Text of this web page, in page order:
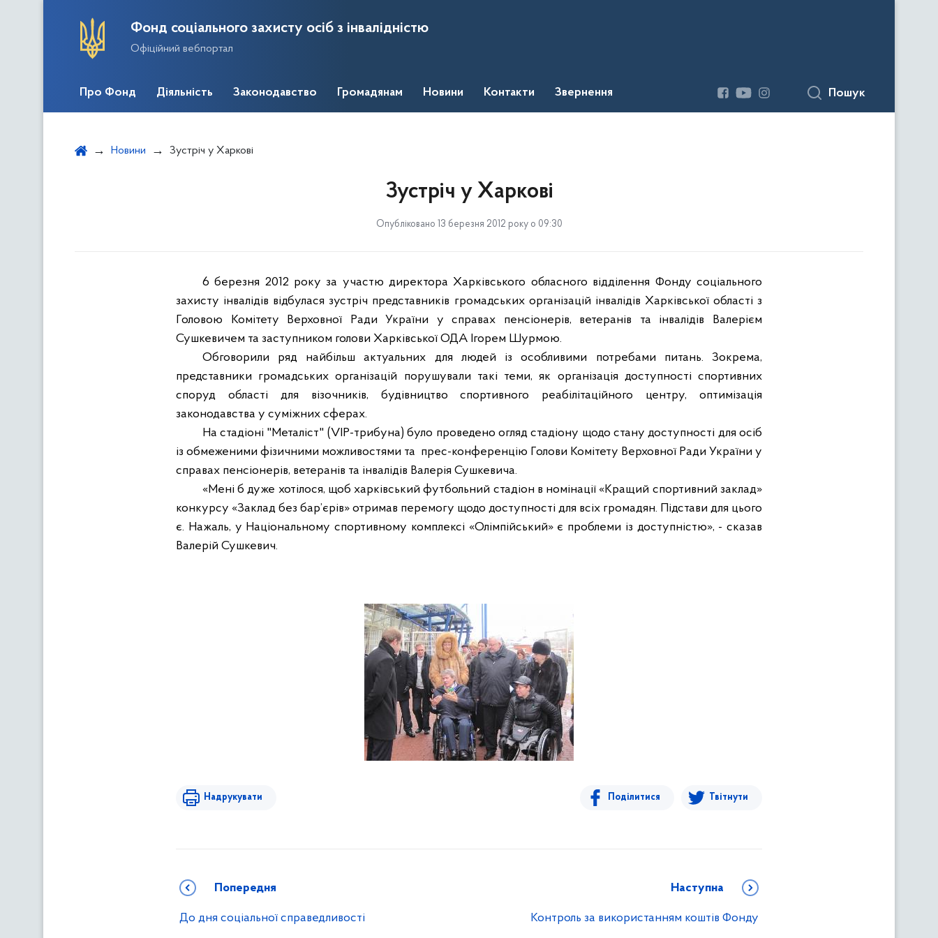
Фонд соціального захисту осіб з інвалідністю
Офіційний вебпортал
Про Фонд Діяльність Законодавство Громадянам Новини Контакти Звернення Пошук
Новини Зустріч у Харкові
Зустріч у Харкові
Опубліковано 13 березня 2012 року о 09:30
6 березня 2012 року за участю директора Харківського обласного відділення Фонду соціального
захисту інвалідів відбулася зустріч представників громадських організацій інвалідів Харківської області з
Головою Комітету Верховної Ради України у справах пенсіонерів, ветеранів та інвалідів Валерієм
Сушкевичем та заступником голови Харківської ОДА Ігорем Шурмою.
Обговорили ряд найбільш актуальних для людей із особливими потребами питань. Зокрема,
представники громадських організацій порушували такі теми, як організація доступності спортивних
споруд області для візочників, будівництво спортивного реабілітаційного центру, оптимізація
законодавства у суміжних сферах.
На стадіоні "Металіст" (VIP-трибуна) було проведено огляд стадіону щодо стану доступності для осіб
із обмеженими фізичними можливостями та прес-конференцію Голови Комітету Верховної Ради України у
справах пенсіонерів, ветеранів та інвалідів Валерія Сушкевича.
«Мені б дуже хотілося, щоб харківський футбольний стадіон в номінації «Кращий спортивний заклад»
конкурсу «Заклад без бар’єрів» отримав перемогу щодо доступності для всіх громадян. Підстави для цього
є. Нажаль, у Національному спортивному комплексі «Олімпійський» є проблеми із доступністю», - сказав
Валерій Сушкевич.
Надрукувати Поділитися Твітнути
Попередня
До дня соціальної справедливості
Наступна
Контроль за використанням коштів Фонду